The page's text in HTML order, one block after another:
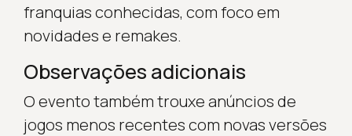
franquias conhecidas, com foco em
novidades e remakes.
Observações adicionais
O evento também trouxe anúncios de
jogos menos recentes com novas versões